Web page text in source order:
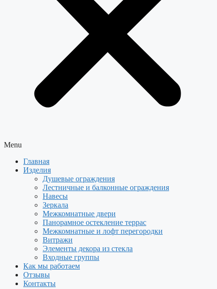
Menu
Главная
Изделия
Душевые ограждения
Лестничные и балконные ограждения
Навесы
Зеркала
Межкомнатные двери
Панорамное остекление террас
Межкомнатные и лофт перегородки
Витражи
Элементы декора из стекла
Входные группы
Как мы работаем
Отзывы
Контакты